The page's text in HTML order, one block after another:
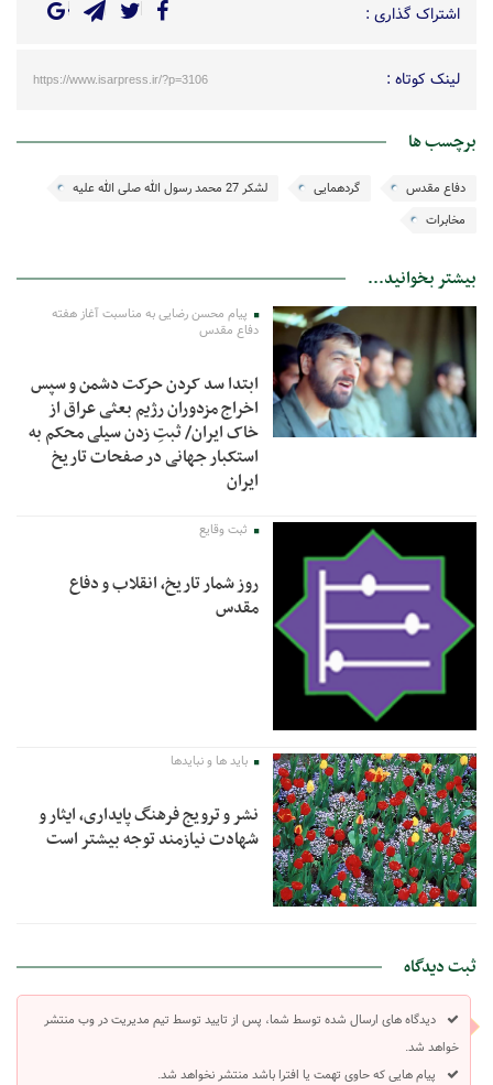
اشتراک گذاری :
لینک کوتاه : https://www.isarpress.ir/?p=3106
برچسب ها
دفاع مقدس گردهمایی
لشکر 27 محمد رسول الله صلی الله علیه
مخابرات
بیشتر بخوانید...
پیام محسن رضایی به مناسبت آغاز هفته
دفاع مقدس
ابتدا سد کردن حرکت دشمن و سپس
اخراج مزدوران رژیم بعثی عراق از
خاک ایران/ ثبتِ زدن سیلی محکم به
استکبار جهانی در صفحات تاریخ
ایران
ثبت وقایع
روز شمار تاریخ، انقلاب و دفاع
مقدس
باید ها و نبایدها
نشر و ترویج فرهنگ پایداری، ایثار و
شهادت نیازمند توجه بیشتر است
ثبت دیدگاه
دیدگاه های ارسال شده توسط شما، پس از تایید توسط تیم مدیریت در وب منتشر
خواهد شد.
پیام هایی که حاوی تهمت یا افترا باشد منتشر نخواهد شد.